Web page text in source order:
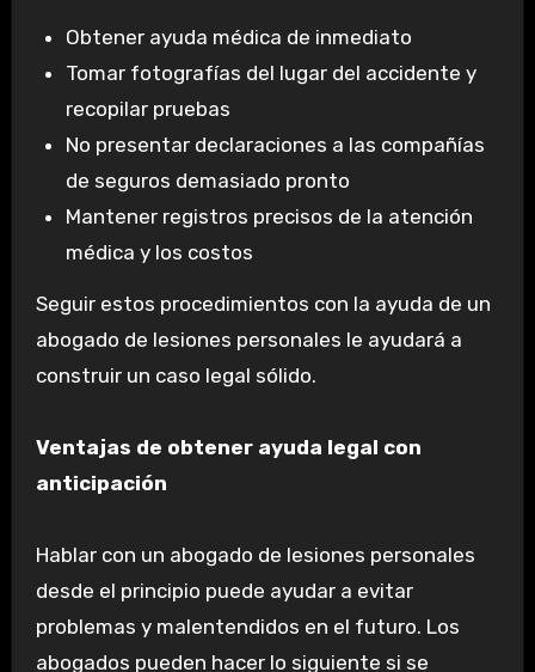
Obtener ayuda médica de inmediato
Tomar fotografías del lugar del accidente y
recopilar pruebas
No presentar declaraciones a las compañías
de seguros demasiado pronto
Mantener registros precisos de la atención
médica y los costos
Seguir estos procedimientos con la ayuda de un
abogado de lesiones personales le ayudará a
construir un caso legal sólido.
Ventajas de obtener ayuda legal con
anticipación
Hablar con un abogado de lesiones personales
desde el principio puede ayudar a evitar
problemas y malentendidos en el futuro. Los
abogados pueden hacer lo siguiente si se